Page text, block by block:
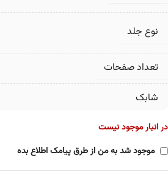
نوع جلد
تعداد صفحات
شابک
در انبار موجود نیست
موجود شد به من از طرق پیامک اطلاع بده